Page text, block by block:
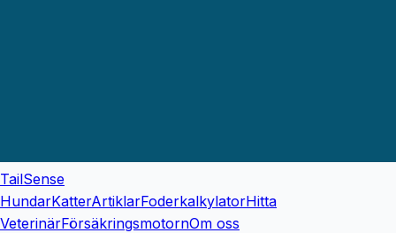
TailSense
HundarKatterArtiklarFoderkalkylatorHitta
VeterinärFörsäkringsmotornOm oss